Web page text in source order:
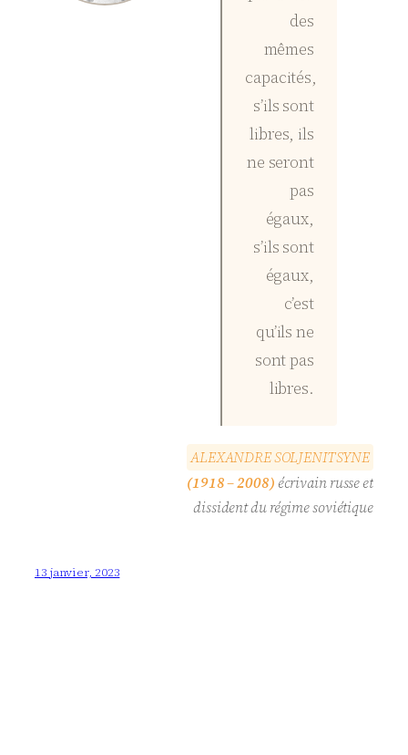
des
mêmes
capacités,
s’ils sont
libres, ils
ne seront
pas
égaux,
s’ils sont
égaux,
c’est
qu’ils ne
sont pas
libres.
ALEXANDRESOLJENITSYNE
(1918 – 2008) écrivain russe et
dissident du régime soviétique
13 janvier, 2023